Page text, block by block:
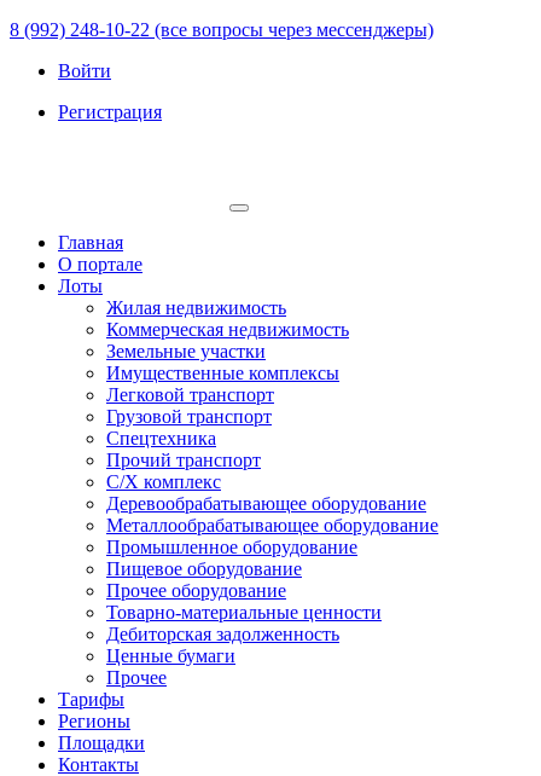
8 (992) 248-10-22 (все вопросы через мессенджеры)
Войти
Регистрация
Главная
О портале
Лоты
Жилая недвижимость
Коммерческая недвижимость
Земельные участки
Имущественные комплексы
Легковой транспорт
Грузовой транспорт
Спецтехника
Прочий транспорт
С/Х комплекс
Деревообрабатывающее оборудование
Металлообрабатывающее оборудование
Промышленное оборудование
Пищевое оборудование
Прочее оборудование
Товарно-материальные ценности
Дебиторская задолженность
Ценные бумаги
Прочее
Тарифы
Регионы
Площадки
Контакты